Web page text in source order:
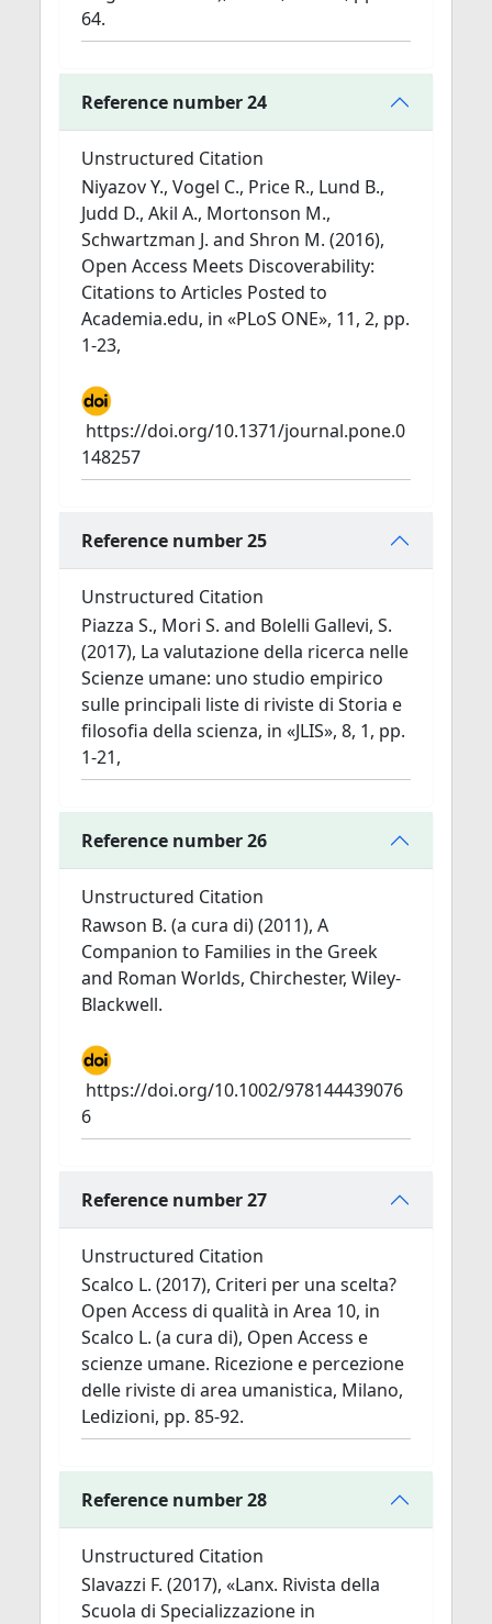
64.
Reference number 24
Unstructured Citation
Niyazov Y., Vogel C., Price R., Lund B.,
Judd D., Akil A., Mortonson M.,
Schwartzman J. and Shron M. (2016),
Open Access Meets Discoverability:
Citations to Articles Posted to
Academia.edu, in «PLoS ONE», 11, 2, pp.
1-23,
https://doi.org/10.1371/journal.pone.0
148257
Reference number 25
Unstructured Citation
Piazza S., Mori S. and Bolelli Gallevi, S.
(2017), La valutazione della ricerca nelle
Scienze umane: uno studio empirico
sulle principali liste di riviste di Storia e
filosofia della scienza, in «JLIS», 8, 1, pp.
1-21,
Reference number 26
Unstructured Citation
Rawson B. (a cura di) (2011), A
Companion to Families in the Greek
and Roman Worlds, Chirchester, Wiley-
Blackwell.
https://doi.org/10.1002/978144439076
6
Reference number 27
Unstructured Citation
Scalco L. (2017), Criteri per una scelta?
Open Access di qualità in Area 10, in
Scalco L. (a cura di), Open Access e
scienze umane. Ricezione e percezione
delle riviste di area umanistica, Milano,
Ledizioni, pp. 85-92.
Reference number 28
Unstructured Citation
Slavazzi F. (2017), «Lanx. Rivista della
Scuola di Specializzazione in